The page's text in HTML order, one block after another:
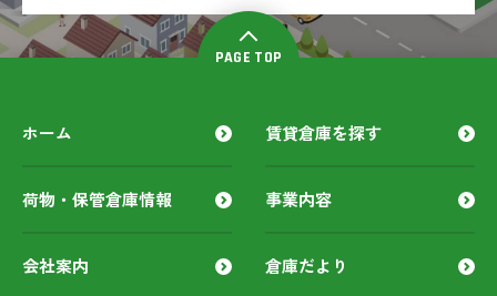
PAGE TOP
ホーム 賃貸倉庫を探す
荷物・保管倉庫情報 事業内容
会社案内 倉庫だより